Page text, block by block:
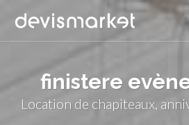
finistere
Location de chapiteaux,